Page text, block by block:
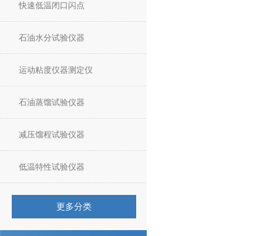
快速低温闭口闪点
石油水分试验仪器
运动粘度仪器测定仪
石油蒸馏试验仪器
减压馏程试验仪器
低温特性试验仪器
更多分类